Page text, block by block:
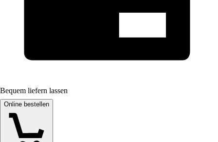
Bequem liefern lassen
Online bestellen